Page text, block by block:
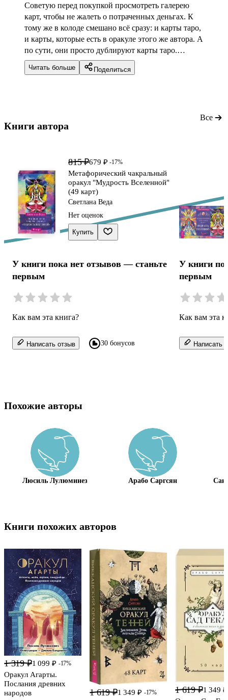
Советую перед покупкой просмотреть галерею
карт, чтобы не жалеть о потраченных деньгах. К
тому же в колоде смешано всё сразу: и карты таро,
и карты, которые есть в оракуле этого же автора. А
по сути, они просто дублируют карты таро.
Например: есть две карты Иерофанта: один, вроде
как правдивые и правильные вещи показывает.
вариации изображения... Сейчас стало модно
колесо к телеге прилаживать. Таро полноценный
мантический инструмент, которому не один
десяток лет. Лучше бы просто очередной оракул
выпустили.
Читать больше Поделиться
Книги автора
Все
815 ₽679 ₽ -17%
Метафорический чакральный
оракул "Мудрость Вселенной"
(49 карт)
Светлана Веда
Нет оценок
Купить
У книги пока нет отзывов — станьте
первым
Как вам эта книга?
Написать отзыв 30 бонусов
У книги
первым
Как вам эта
Написать
Похожие авторы
Люсиль Лулюминез Арабо Саргсян
Книги похожих авторов
1 319 ₽1 099 ₽ -17%
Оракул Агарты.
Послания древних
народов
1 619 ₽1 349 ₽ -17% 1 619 ₽1 349 ₽